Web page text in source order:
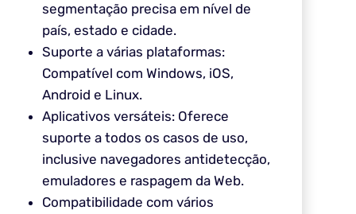
segmentação precisa em nível de
país, estado e cidade.
Suporte a várias plataformas:
Compatível com Windows, iOS,
Android e Linux.
Aplicativos versáteis: Oferece
suporte a todos os casos de uso,
inclusive navegadores antidetecção,
emuladores e raspagem da Web.
Compatibilidade com vários